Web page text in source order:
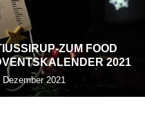
ZUM FOOD
2021
Dezember 2021